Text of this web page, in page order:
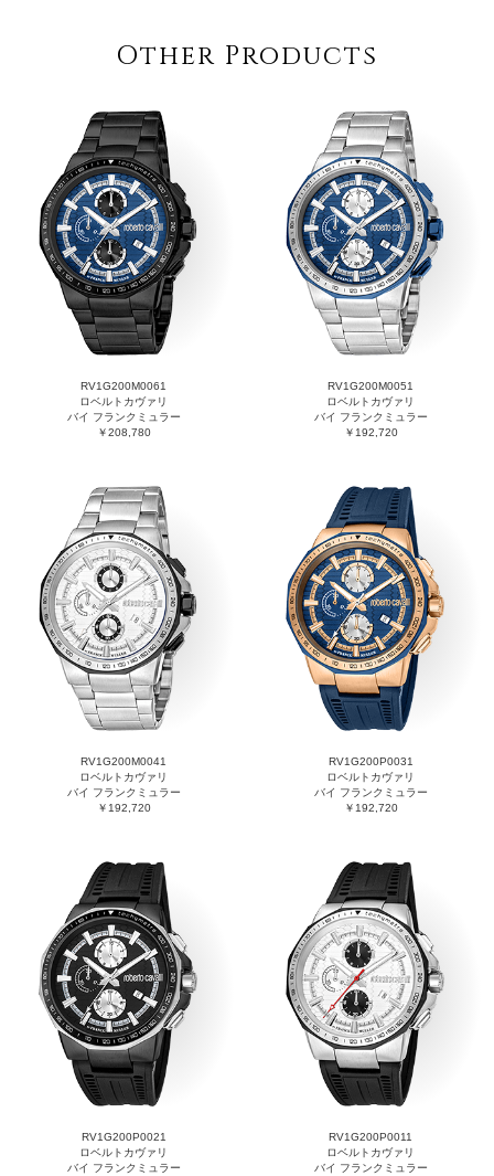
Other Products
RV1G200M0061
ロベルトカヴァリ
バイ フランクミュラー
￥208,780
RV1G200M0051
ロベルトカヴァリ
バイ フランクミュラー
￥192,720
RV1G200M0041
ロベルトカヴァリ
バイ フランクミュラー
￥192,720
RV1G200P0031
ロベルトカヴァリ
バイ フランクミュラー
￥192,720
RV1G200P0021
ロベルトカヴァリ
バイ フランクミュラー
RV1G200P0011
ロベルトカヴァリ
バイ フランクミュラー